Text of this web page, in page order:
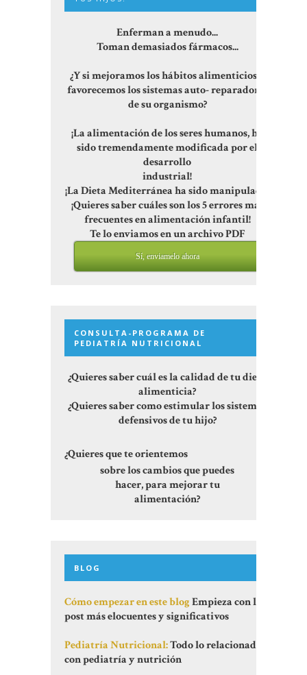
Enferman a menudo...
Toman demasiados fármacos...
¿Y si mejoramos los hábitos alimenticios y
favorecemos los sistemas auto- reparadores
de su organismo?
¡La alimentación de los seres humanos, ha
sido tremendamente modificada por el
desarrollo
industrial!
¡La Dieta Mediterránea ha sido manipulada!
¡Quieres saber cuáles son los 5 errores más
frecuentes en alimentación infantil!
Te lo enviamos en un archivo PDF
Sí, enviamelo ahora
CONSULTA-PROGRAMA DE
PEDIATRÍA NUTRICIONAL
¿Quieres saber cuál es la calidad de tu dieta
alimenticia?
¿Quieres saber como estimular los sistemas
defensivos de tu hijo?
¿Quieres que te orientemos
sobre los cambios que puedes
hacer, para mejorar tu
alimentación?
BLOG
Cómo empezar en este blogEmpieza con los
post más elocuentes y significativos
Pediatría Nutricional:Todo lo relacionado
con pediatría y nutrición